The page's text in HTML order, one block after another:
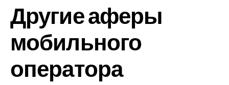
Другие аферы
мобильного
оператора